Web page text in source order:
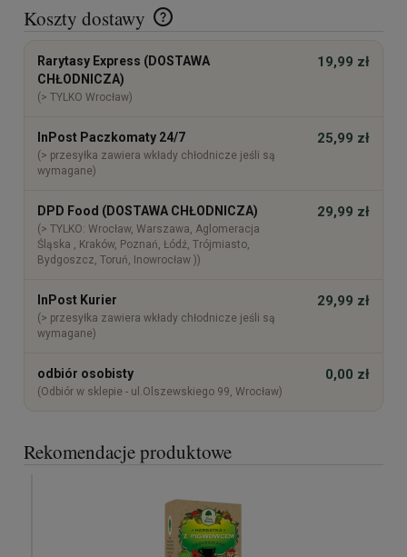
Koszty dostawy
Cena nie zawiera ewentualnych kosztów płatności
Rarytasy Express (DOSTAWA
CHŁODNICZA)
(> TYLKO Wrocław)
19,99 zł
InPost Paczkomaty 24/7
(> przesyłka zawiera wkłady chłodnicze jeśli są
wymagane)
25,99 zł
DPD Food (DOSTAWA CHŁODNICZA)
(> TYLKO: Wrocław, Warszawa, Aglomeracja
Śląska , Kraków, Poznań, Łódź, Trójmiasto,
Bydgoszcz, Toruń, Inowrocław ))
29,99 zł
InPost Kurier
(> przesyłka zawiera wkłady chłodnicze jeśli są
wymagane)
29,99 zł
odbiór osobisty
(Odbiór w sklepie - ul.Olszewskiego 99, Wrocław)
0,00 zł
Rekomendacje produktowe